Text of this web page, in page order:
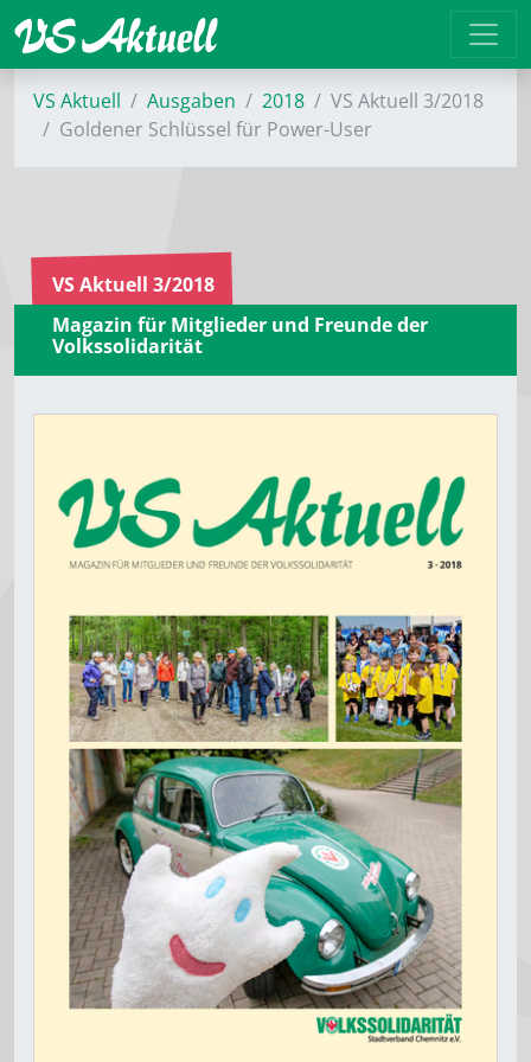
VS Aktuell Ausgaben 2018
VS Aktuell 3/2018
Goldener Schlüssel für Power-User
VS Aktuell 3/2018
Magazin für Mitglieder und Freunde der
Volkssolidarität